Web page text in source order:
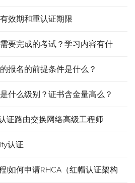
效期和重认证期限
需要完成的考试？学习内容有什
报名的前提条件是什么？
什么级别？证书含金量高么？
证路由交换网络高级工程师
认证
|如何申请RHCA（红帽认证架构